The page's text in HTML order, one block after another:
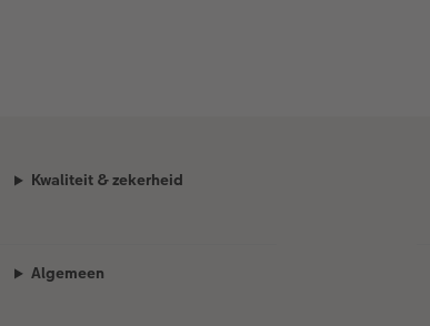
Kwaliteit & zekerheid
Algemeen